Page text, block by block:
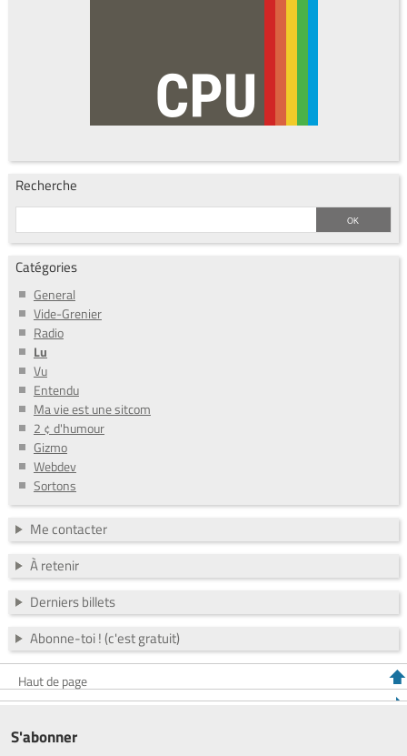
Recherche
Catégories
General
Vide-Grenier
Radio
Lu
Vu
Entendu
Ma vie est une sitcom
2 ¢ d'humour
Gizmo
Webdev
Sortons
Me contacter
À retenir
Derniers billets
Abonne-toi ! (c'est gratuit)
Haut de page
S'abonner